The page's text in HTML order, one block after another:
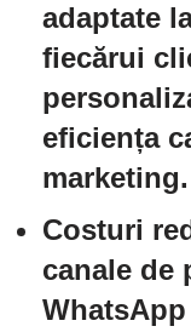
adaptate
fiecărui
eficiența
marketing.
Costuri
canale de